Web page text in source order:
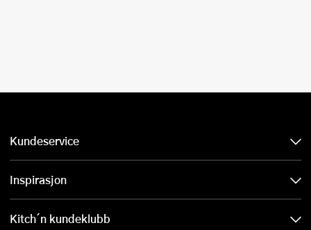
Kundeservice
Inspirasjon
Kitch´n kundeklubb